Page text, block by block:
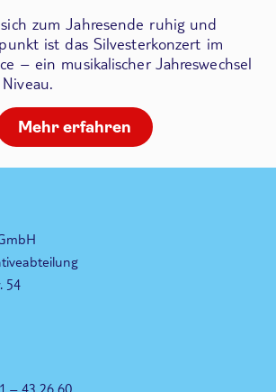
zum Jahresende ruhig und
ist das Silvesterkonzert im
– ein musikalischer Jahreswechsel
Mehr erfahren
54
– 43 26 60